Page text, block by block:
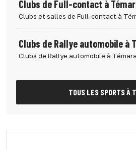
Clubs de Full-contact à
Clubs et salles de Full-contact à
Clubs de Rallye automobile à
Clubs de Rallye automobile à Témara
TOUS LES SPORTS À